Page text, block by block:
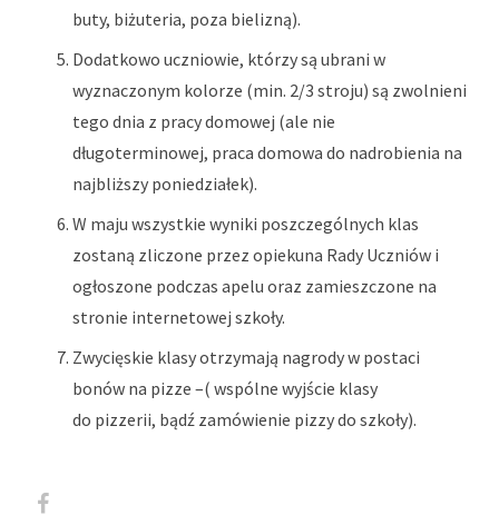
buty, biżuteria, poza bielizną).
Dodatkowo uczniowie, którzy są ubrani w
wyznaczonym kolorze (min. 2/3 stroju) są zwolnieni
tego dnia z pracy domowej (ale nie
długoterminowej, praca domowa do nadrobienia na
najbliższy poniedziałek).
W maju wszystkie wyniki poszczególnych klas
zostaną zliczone przez opiekuna Rady Uczniów i
ogłoszone podczas apelu oraz zamieszczone na
stronie internetowej szkoły.
Zwycięskie klasyotrzymają nagrody w postaci
bonów na pizze –( wspólne wyjście klasy
do pizzerii, bądź zamówienie pizzy do szkoły).